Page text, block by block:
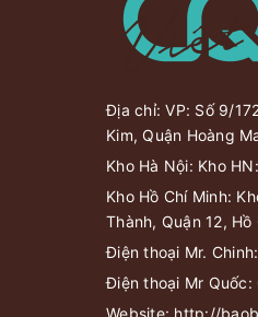
Địa chỉ: VP: Số 9/
Kim, Quận Hoàng
Kho Hà Nội: Kho
Kho Hồ Chí Minh:
Thành, Quận 12, Hồ
Điện thoại Mr. Chinh:
Điện thoại Mr Quốc:
Website: http://